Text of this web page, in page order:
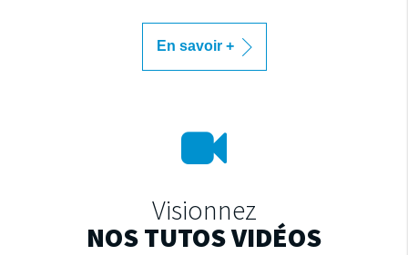
En savoir +
Visionnez
NOS TUTOS VIDÉOS